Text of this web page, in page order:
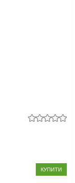
КУПИТИ